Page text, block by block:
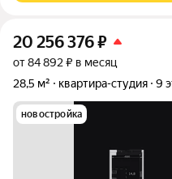
20 256 376₽
от 84 892 ₽ в месяц
28,5 м²
квартира-студия 9
новостройка